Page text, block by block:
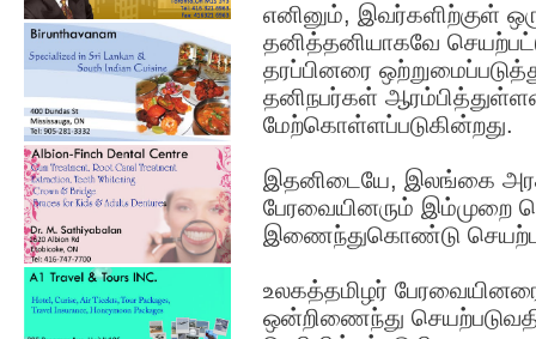
எனினும், இவர்களிற்குள்
தனித்தனியாகவே
தரப்பினரை
தனிநபர்கள்
மேற்கொள்ளப்படுகின்றது.
இதனிடையே, இலங்கை
பேரவையினரும் இம்முறை
இணைந்துகொண்டு
உலகத்தமிழர்
ஒன்றிணைந்து